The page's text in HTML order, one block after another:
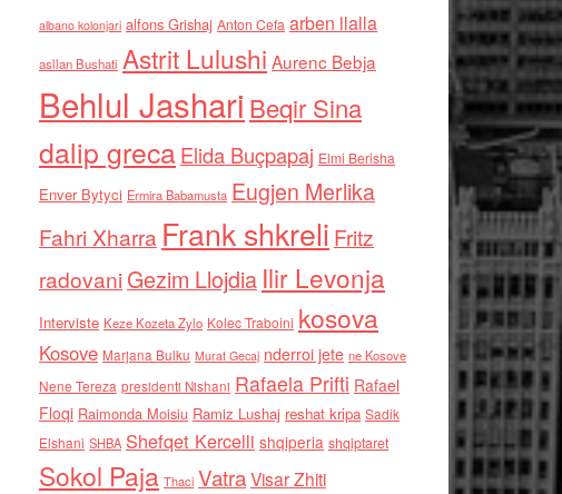
albano kolonjari alfons Grishaj Anton Cefa arben llalla
asllan Bushati Astrit Lulushi Aurenc Bebja
Behlul Jashari Beqir Sina
dalip grecaElida Buçpapaj Elmi Berisha
Enver Bytyci Ermira Babamusta Eugjen Merlika
Fahri Xharra Frank shkreli Fritz
radovaniGezim Llojdia Ilir Levonja
Interviste Keze Kozeta Zylo Kolec Traboini kosova
Kosove Marjana Bulku Murat Gecaj nderroi jete ne Kosove
Nene Tereza presidenti Nishani Rafaela Prifti Rafael
Floqi Raimonda Moisiu Ramiz Lushaj reshat kripa Sadik
Elshani SHBA Shefqet Kercelli shqiperia shqiptaret
Sokol Paja Thaci VatraVisar Zhiti